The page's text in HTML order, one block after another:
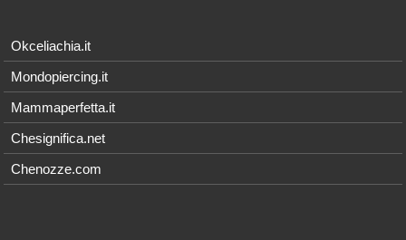
Okceliachia.it
Mondopiercing.it
Mammaperfetta.it
Chesignifica.net
Chenozze.com